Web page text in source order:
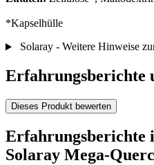
*Kapselhülle
Solaray - Weitere Hinweise
Erfahrungsberichte
Dieses Produkt bewerten
Erfahrungsberichte
Solaray Mega-